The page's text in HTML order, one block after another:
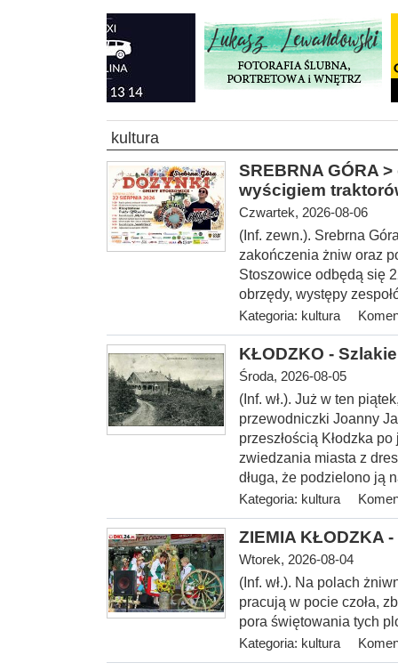
kultura
SREBRNA GÓRA
wyścigiem
Czwartek, 2026-08-06
(Inf. zewn.). Srebrna
zakończenia żniw oraz
Stoszowice odbędą się
obrzędy, występy
Kategoria: kultura
KŁODZKO -
Środa, 2026-08-05
(Inf. wł.). Już w ten
przewodniczki Joanny
przeszłością Kłodzka
zwiedzania miasta z
długa, że podzielono ją
Kategoria: kultura
ZIEMIA KŁODZKA
Wtorek, 2026-08-04
(Inf. wł.). Na polach
pracują w pocie czoła,
pora świętowania tych
Kategoria: kultura